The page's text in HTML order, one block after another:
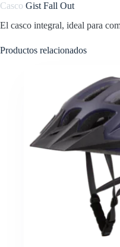
Casco Gist Fall Out
El casco integral, ideal para
Productos relacionados